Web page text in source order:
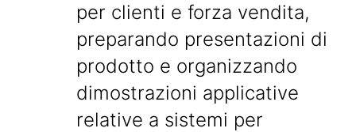
per clienti e forza vendita,
preparando presentazioni di
prodotto e organizzando
dimostrazioni applicative
relative a sistemi per